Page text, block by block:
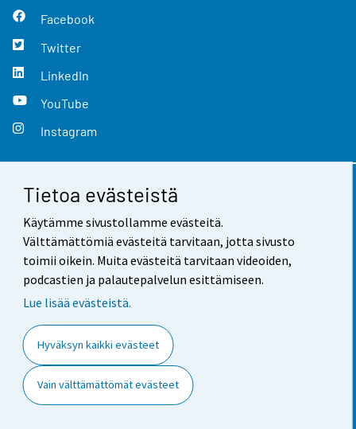
Tietoa evästeistä
Käytämme sivustollamme evästeitä.
Välttämättömiä evästeitä tarvitaan, jotta sivusto
toimii oikein. Muita evästeitä tarvitaan videoiden,
podcastien ja palautepalvelun esittämiseen.
Lue lisää evästeistä.
Hyväksyn kaikki evästeet
Vain välttämättömät evästeet
Facebook
Twitter
LinkedIn
YouTube
Instagram
Yhteystiedot
Palaute
Käyttöehdot
Saavutettavuus
Tietoa sivustosta
Evästeasetukset